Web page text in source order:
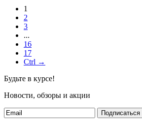
1
2
3
...
16
17
Ctrl →
Будьте в курсе!
Новости, обзоры и акции
Подписаться